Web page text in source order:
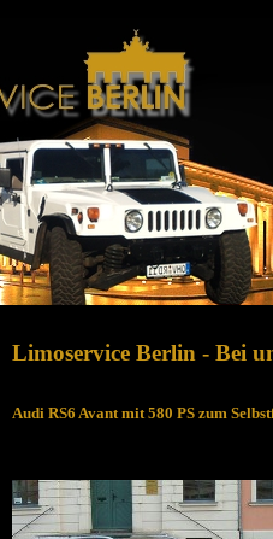
Limoservice Berlin - Bei
Audi RS6 Avant mit 580 PS zum